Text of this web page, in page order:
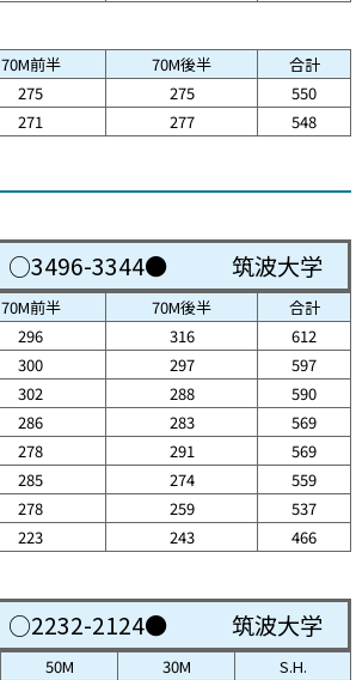
70M前半 70M後半
合計
275 275
550
271 277 548
○3496-3344● 筑波大学
70M前半 70M後半
合計
296 316
612
300 297
597
302 288
590
286 283
569
278 291
569
285 274
559
278 259
537
223 243 466
○2232-2124● 筑波大学
50M 30M
S.H.